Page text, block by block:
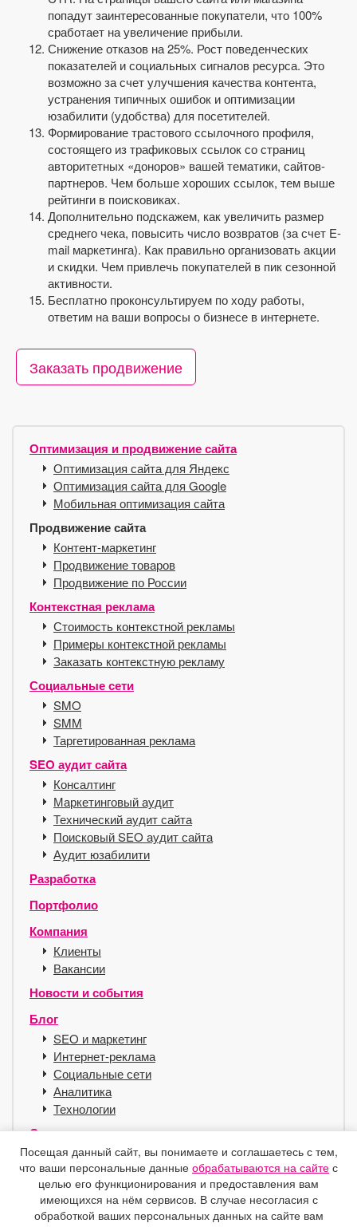
попадут заинтересованные покупатели, что 100%
сработает на увеличение прибыли.
Снижение отказов на 25%. Рост поведенческих
показателей и социальных сигналов ресурса. Это
возможно за счет улучшения качества контента,
устранения типичных ошибок и оптимизации
юзабилити (удобства) для посетителей.
Формирование трастового ссылочного профиля,
состоящего из трафиковых ссылок со страниц
авторитетных «доноров» вашей тематики, сайтов-
партнеров. Чем больше хороших ссылок, тем выше
рейтинги в поисковиках.
Дополнительно подскажем, как увеличить размер
среднего чека, повысить число возвратов (за счет E-
mail маркетинга). Как правильно организовать акции
и скидки. Чем привлечь покупателей в пик сезонной
активности.
Бесплатно проконсультируем по ходу работы,
ответим на ваши вопросы о бизнесе в интернете.
Заказать продвижение
Оптимизация и продвижение сайта
Оптимизация сайта для Яндекс
Оптимизация сайта для Google
Мобильная оптимизация сайта
Продвижение сайта
Контент-маркетинг
Продвижение товаров
Продвижение по России
Контекстная реклама
Стоимость контекстной рекламы
Примеры контекстной рекламы
Заказать контекстную рекламу
Социальные сети
SMO
SMM
Таргетированная реклама
SEO аудит сайта
Консалтинг
Маркетинговый аудит
Технический аудит сайта
Поисковый SEO аудит сайта
Аудит юзабилити
Разработка
Портфолио
Компания
Клиенты
Вакансии
Новости и события
Блог
SEO и маркетинг
Интернет-реклама
Социальные сети
Аналитика
Технологии
Сервисы
Хостинг для SEO
Справочник
Защита e-mail
Контакты
Посещая данный сайт, вы понимаете и соглашаетесь с тем,
что ваши персональные данные обрабатываются на сайте с
целью его функционирования и предоставления вам
имеющихся на нём сервисов. В случае несогласия с
обработкой ваших персональных данных на сайте вам